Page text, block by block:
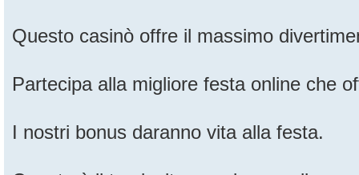
Questo casinò offre il massimo
Partecipa alla migliore festa online che
I nostri bonus daranno vita alla festa.